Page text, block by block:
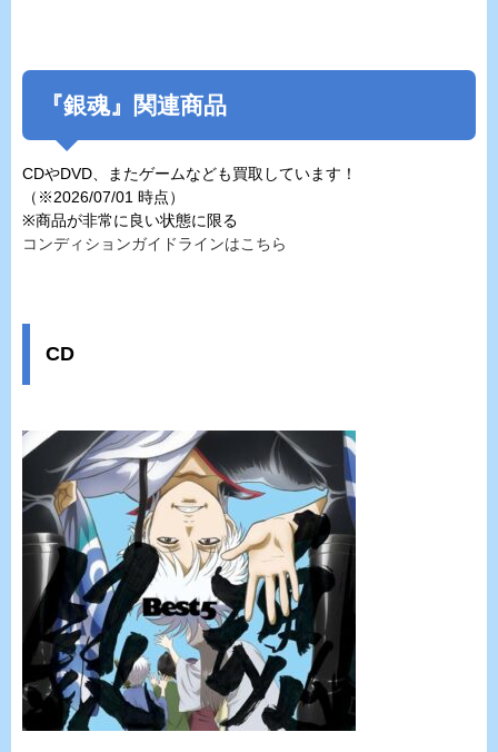
『銀魂』関連商品
CDやDVD、またゲームなども買取しています！
（※2026/07/01 時点）
※商品が非常に良い状態に限る
コンディションガイドラインはこちら
CD